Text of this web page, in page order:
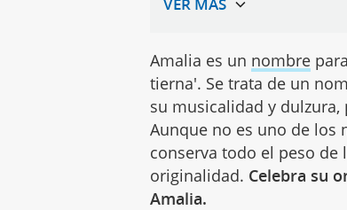
Amalia es un nombre
tierna'. Se trata de un
su musicalidad y
Aunque no es uno de los
conserva todo el peso
originalidad. Celebra su
Amalia.